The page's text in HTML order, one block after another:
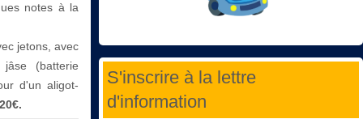
notes à la
jetons, avec
(batterie
d'un aligot-
S'inscrire à la lettre
d'information